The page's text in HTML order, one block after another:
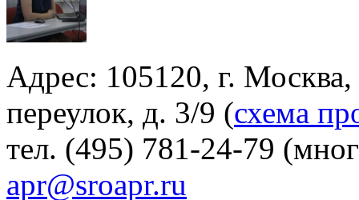
Адрес: 105120, г.
переулок, д. 3/9 (схема
тел. (495) 781-24-79
apr@sroapr.ru